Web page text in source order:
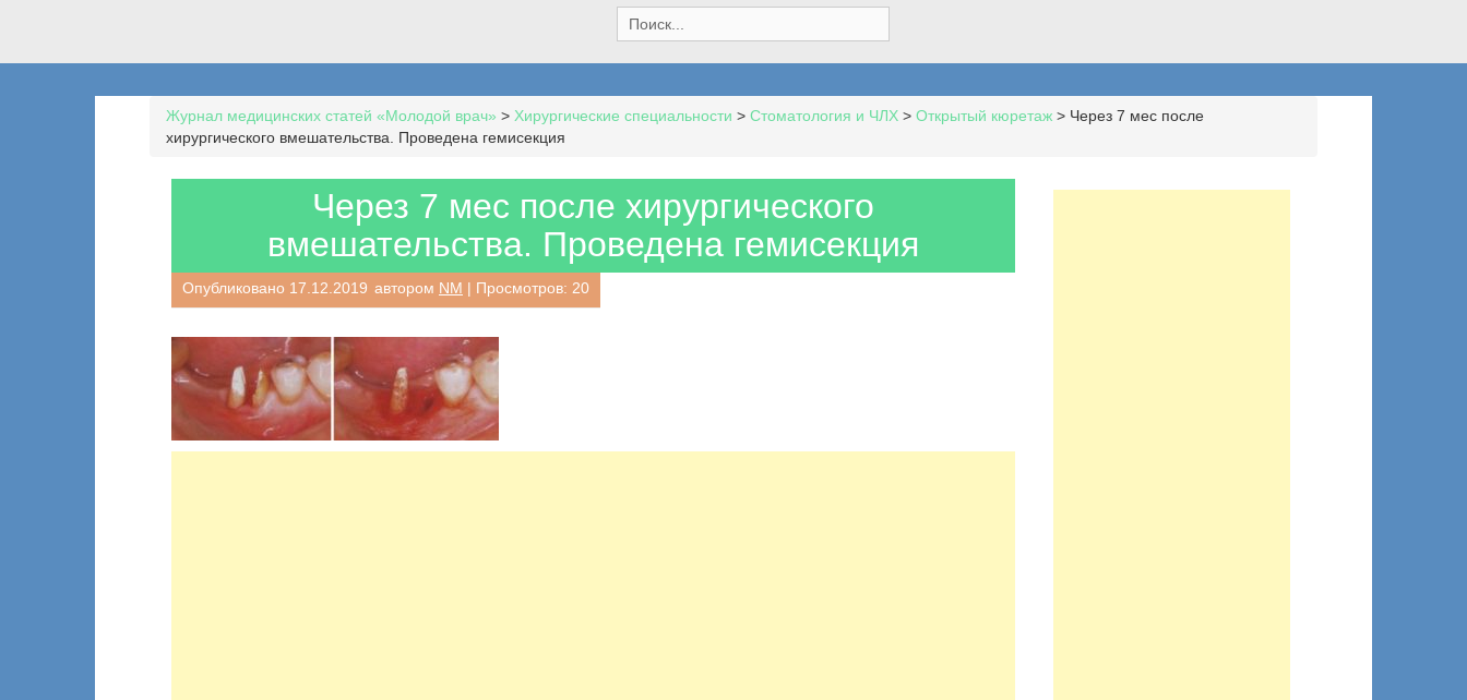
e
a
h
Журнал медицинских статей «Молодой врач» > Хирургические специальности > Стоматология и ЧЛХ > Открытый кюретаж > Через 7 мес после
хирургического вмешательства. Проведена гемисекция
Через 7 мес после хирургического
вмешательства. Проведена гемисекция
Опубликовано 17.12.2019 автором NM | Просмотров: 20